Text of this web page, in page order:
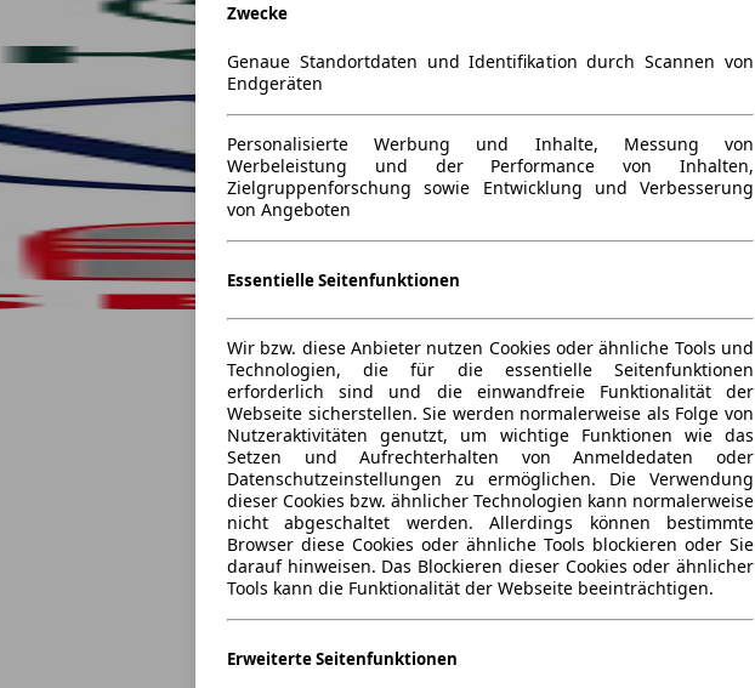
Zwecke
Genaue Standortdaten und Identifikation durch Scannen von
Endgeräten
Personalisierte Werbung und Inhalte, Messung von
Werbeleistung und der Performance von Inhalten,
Zielgruppenforschung sowie Entwicklung und Verbesserung
von Angeboten
Essentielle Seitenfunktionen
Wir bzw. diese Anbieter nutzen Cookies oder ähnliche Tools und
Technologien, die für die essentielle Seitenfunktionen
erforderlich sind und die einwandfreie Funktionalität der
Webseite sicherstellen. Sie werden normalerweise als Folge von
Nutzeraktivitäten genutzt, um wichtige Funktionen wie das
Setzen und Aufrechterhalten von Anmeldedaten oder
Datenschutzeinstellungen zu ermöglichen. Die Verwendung
dieser Cookies bzw. ähnlicher Technologien kann normalerweise
nicht abgeschaltet werden. Allerdings können bestimmte
Browser diese Cookies oder ähnliche Tools blockieren oder Sie
darauf hinweisen. Das Blockieren dieser Cookies oder ähnlicher
Tools kann die Funktionalität der Webseite beeinträchtigen.
Erweiterte Seitenfunktionen